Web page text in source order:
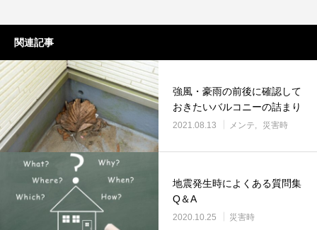
関連記事
強風・豪雨の前後に確認して
おきたいバルコニーの詰まり
2021.08.13 メンテ 災害時
地震発生時によくある質問集
Q＆A
2020.10.25 災害時